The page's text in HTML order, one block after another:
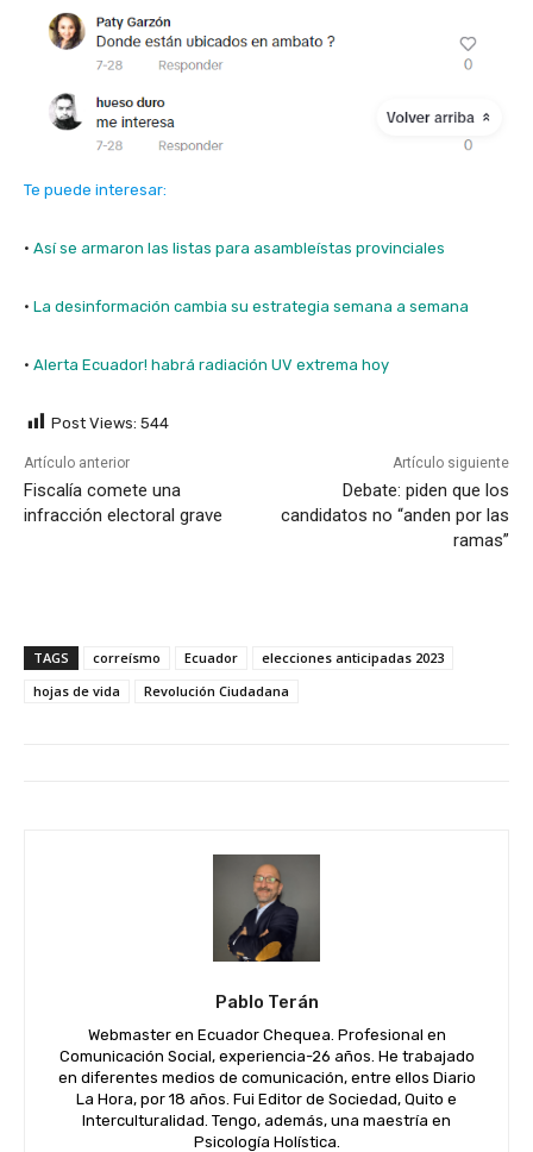
Te puede interesar:
· Así se armaron las listas para asambleístas provinciales
· La desinformación cambia su estrategia semana a semana
· Alerta Ecuador! habrá radiación UV extrema hoy
Post Views: 544
Artículo anterior
Fiscalía comete una
infracción electoral grave
Artículo siguiente
Debate: piden que los
candidatos no “anden por las
ramas”
TAGS correísmo Ecuador
elecciones anticipadas 2023
hojas de vida
Revolución Ciudadana
Pablo Terán
Webmaster en Ecuador Chequea. Profesional en
Comunicación Social, experiencia-26 años. He trabajado
en diferentes medios de comunicación, entre ellos Diario
La Hora, por 18 años. Fui Editor de Sociedad, Quito e
Interculturalidad. Tengo, además, una maestría en
Psicología Holística.